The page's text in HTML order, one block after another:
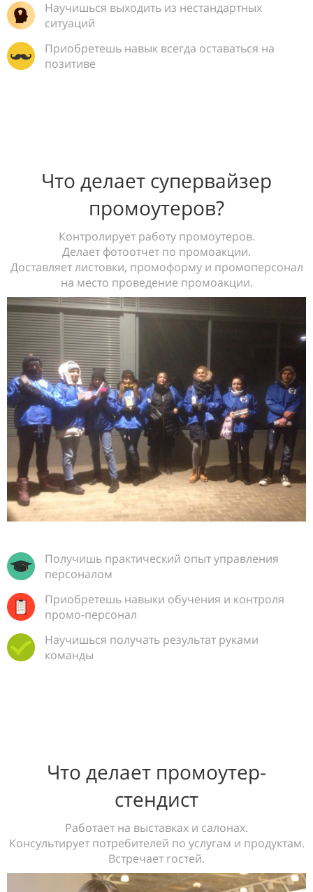
Научишься выходить из нестандартных
ситуаций
Приобретешь навык всегда оставаться на
позитиве
Что делает супервайзер
промоутеров?
Контролирует работу промоутеров.
Делает фотоотчет по промоакции.
Доставляет листовки, промоформу и промоперсонал
на место проведение промоакции.
Получишь практический опыт управления
персоналом
Приобретешь навыки обучения и контроля
промо-персонал
Научишься получать результат руками
команды
Что делает промоутер-
стендист
Работает на выставках и салонах.
Консультирует потребителей по услугам и продуктам.
Встречает гостей.